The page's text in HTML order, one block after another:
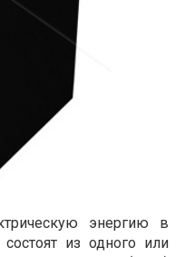
энергию в
из одного или